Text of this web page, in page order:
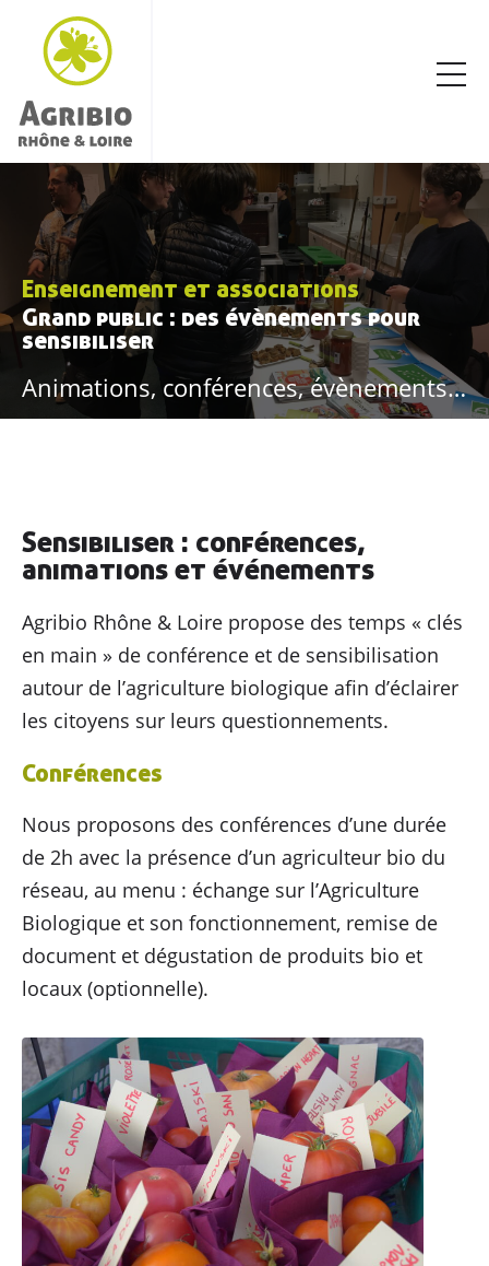
Enseignement et associations
Grand public : des évènements pour
sensibiliser
Animations, conférences, évènements…
Sensibiliser : conférences,
animations et événements
Agribio Rhône & Loire propose des temps « clés
en main » de conférence et de sensibilisation
autour de l’agriculture biologique afin d’éclairer
les citoyens sur leurs questionnements.
Conférences
Nous proposons des conférences d’une durée
de 2h avec la présence d’un agriculteur bio du
réseau, au menu : échange sur l’Agriculture
Biologique et son fonctionnement, remise de
document et dégustation de produits bio et
locaux (optionnelle).